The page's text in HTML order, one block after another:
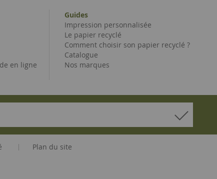
en ligne
Guides
Impression personnalisée
Le papier recyclé
Comment choisir son papier recyclé ?
Catalogue
Nos marques
| Plan du site